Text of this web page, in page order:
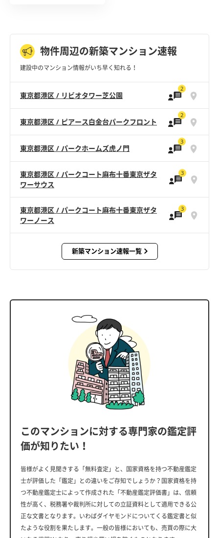
物件周辺の新築マンション速報
建設中のマンション情報がいち早く知れる！
東京都港区 / リビオタワー芝公園
2
東京都港区 / ピアース白金台パークフロント
2
東京都港区 / パークホームズ虎ノ門
3
東京都港区 / パークコート麻布十番東京ザタ
ワーサウス
3
東京都港区 / パークコート麻布十番東京ザタ
ワーノース
3
新築マンション速報一覧
このマンションに対する専門家の鑑定評
価が知りたい！
皆様がよく見聞きする「無料査定」と、国家資格を持つ不動産鑑定
士が評価した「鑑定」との違いをご存知でしょうか？国家資格を持
つ不動産鑑定士によって作成された「不動産鑑定評価書」は、信頼
性が高く、税務署や裁判所に対しての立証資料として適用できる公
正な文書となります。いわばダイヤモンドについてくる鑑定書と似
たような役割を果たします。一般の皆様においても、売買の際に大